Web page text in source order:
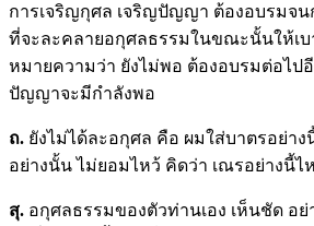
การเจริญกุศล เจริญปัญญา ต้องอบรมจ
ที่จะละคลายอกุศลธรรมในขณะนั้นให้เบ
หมายความว่า ยังไม่พอ ต้องอบรมต่อไป
ปัญญาจะมีกำลังพอ
ถ. ยังไม่ได้ละอกุศล คือ ผมใส่บาตรอย่าง
อย่างนั้น ไม่ยอมไหว้ คิดว่า เณรอย่างนี้ไ
สุ. อกุศลธรรมของตัวท่านเอง เห็นชัด อ